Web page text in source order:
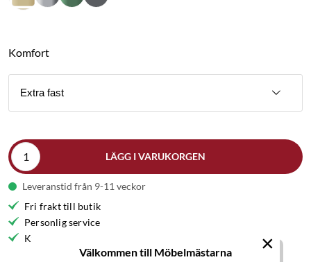
Välkommen till Möbelmästarna
×
Komfort
Extra fast
LÄGG I VARUKORGEN
Leveranstid från 9-11 veckor
Fri frakt till butik
Personlig service
Kvalitetsmöbler